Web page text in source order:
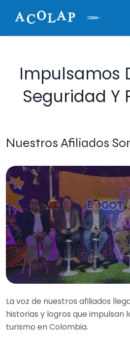
Impulsamos
Seguridad Y
Nuestros Afiliados
La voz de nuestros afiliados
historias y logros que impulsan
turismo en Colombia.